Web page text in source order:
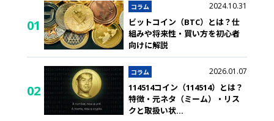
01
コラム 2024.10.31
ビットコイン（BTC）とは？仕
組みや将来性・買い方を初心者
向けに解説
02
コラム 2026.01.07
114514コイン（114514）とは？
特徴・元ネタ（ミーム）・リス
クと取扱い状...